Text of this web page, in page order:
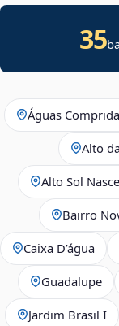
35
Águas
Alto
Alto Sol
Bairro
Caixa D’água
Guadalupe
Jardim Brasil I